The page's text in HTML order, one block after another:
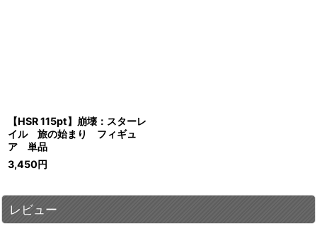
【HSR 115pt】崩壊：スターレ
イル 旅の始まり フィギュ
ア 単品
3,450円
レビュー